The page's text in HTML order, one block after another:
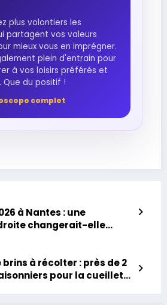
plus volontiers les
partagent vos valeurs
mieux vous en imprégner.
plein d'entrain pour
à vos loisirs préférés et
Que du positif !
complet
à Nantes : une
changerait-elle
brins à récolter : près de 2
pour la cueillette